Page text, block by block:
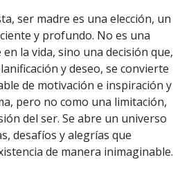
ser madre es una elección, un
y profundo. No es una
la vida, sino una decisión que,
y deseo, se convierte
de motivación e inspiración y
pero no como una limitación,
del ser. Se abre un universo
desafíos y alegrías que
de manera inimaginable.